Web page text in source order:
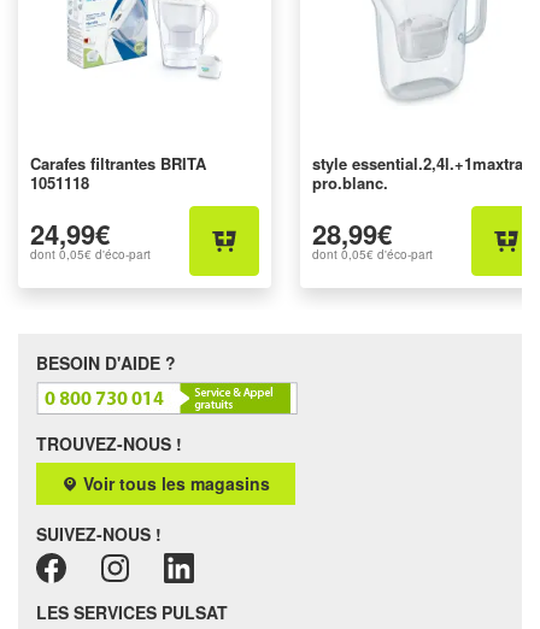
Carafes filtrantes BRITA
1051118
24,99€
dont 0,05€ d'éco-part
style essential.2,4l.+1maxtra
pro.blanc.
28,99€
dont 0,05€ d'éco-part
BESOIN D'AIDE ?
TROUVEZ-NOUS !
Voir tous les magasins
SUIVEZ-NOUS !
LES SERVICES PULSAT